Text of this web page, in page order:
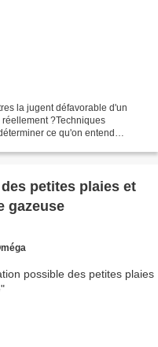
la jugent défavorable d'un
?Techniques
ce qu'on entend
petites plaies et
gazeuse